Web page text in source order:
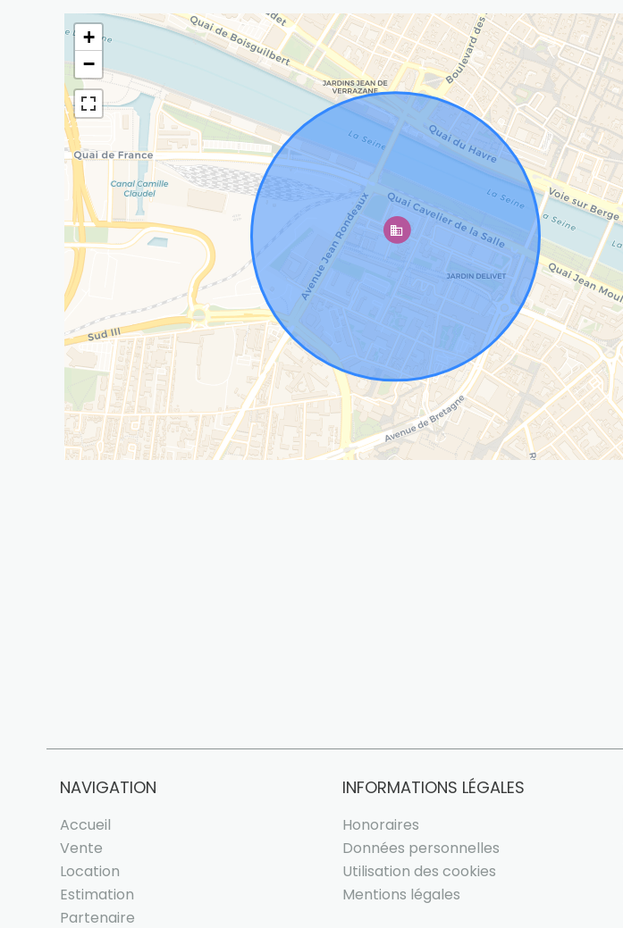
+
−
NAVIGATION
Accueil
Vente
Location
Estimation
Partenaire
INFORMATIONS LÉGALES
Honoraires
Données personnelles
Utilisation des cookies
Mentions légales